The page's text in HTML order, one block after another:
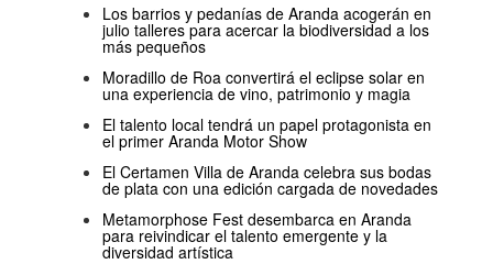
Los barrios y pedanías de Aranda acogerán en
julio talleres para acercar la biodiversidad a los
más pequeños
Moradillo de Roa convertirá el eclipse solar en
una experiencia de vino, patrimonio y magia
El talento local tendrá un papel protagonista en
el primer Aranda Motor Show
El Certamen Villa de Aranda celebra sus bodas
de plata con una edición cargada de novedades
Metamorphose Fest desembarca en Aranda
para reivindicar el talento emergente y la
diversidad artística